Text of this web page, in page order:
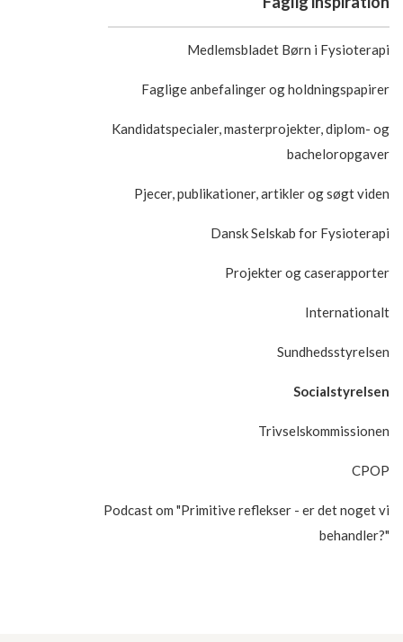
Medlemsbladet Børn i Fysioterapi
Faglige anbefalinger og holdningspapirer
Kandidatspecialer, masterprojekter, diplom- og
bacheloropgaver
Pjecer, publikationer, artikler og søgt viden
Dansk Selskab for Fysioterapi
Projekter og caserapporter
Internationalt
Sundhedsstyrelsen
Socialstyrelsen
Trivselskommissionen
CPOP
Podcast om "Primitive reflekser - er det noget vi
behandler?"